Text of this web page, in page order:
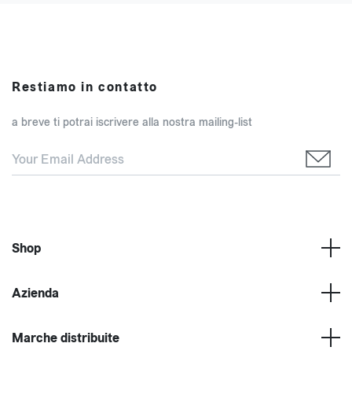
Restiamo in contatto
a breve ti potrai iscrivere alla nostra mailing-list
Shop
Azienda
Marche distribuite